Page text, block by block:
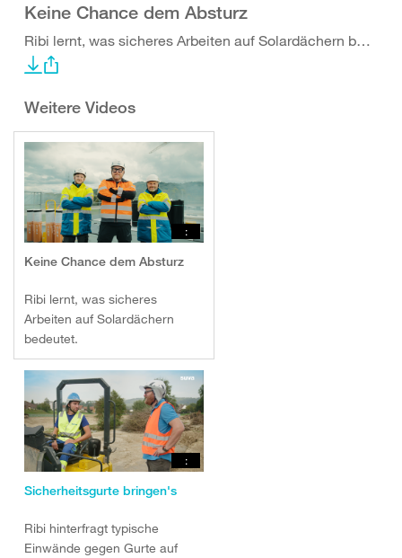
Keine Chance dem Absturz
Ribi lernt, was sicheres Arbeiten auf Solardächern bedeutet.
Weitere Videos
:
Keine Chance dem Absturz
Ribi lernt, was sicheres
Arbeiten auf Solardächern
bedeutet.
:
Sicherheitsgurte bringen's
Ribi hinterfragt typische
Einwände gegen Gurte auf